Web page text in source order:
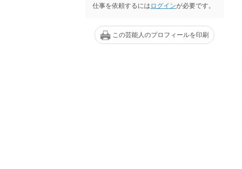
仕事を依頼するには ログインが必要です。
この芸能人のプロフィールを印刷